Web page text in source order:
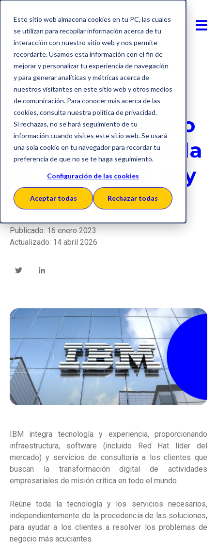
Este sitio web almacena cookies en tu PC, las cuales
se utilizan para recopilar información acerca de tu
interacción con nuestro sitio web y nos permite
recordarte. Usamos esta información con el fin de
mejorar y personalizar tu experiencia de navegación
y para generar analíticas y métricas acerca de
nuestros visitantes en este sitio web y otros medios
de comunicación. Para conocer más acerca de las
cookies, consulta nuestra política de privacidad.
Si rechazas, no se hará seguimiento de tu
información cuando visites este sitio web. Se usará
una sola cookie en tu navegador para recordar tu
preferencia de que no se te haga seguimiento.
Configuración de las cookies
Aceptar todas Rechazar todas
Factura electrónica
SII - IVA Online
Ley crea y crece
IBM cuenta cómo
afronta la entrada
en vigor de la Ley
Crea y Crece
Publicado: 16 enero 2023
Actualizado: 14 abril 2026
IBM integra tecnología y experiencia, proporcionando
infraestructura, software (incluido Red Hat líder del
mercado) y servicios de consultoría a los clientes que
buscan la transformación digital de actividades
empresariales de misión crítica en todo el mundo.
Reúne toda la tecnología y los servicios necesarios,
independientemente de la procedencia de las soluciones,
para ayudar a los clientes a resolver los problemas de
negocio más acuciantes.